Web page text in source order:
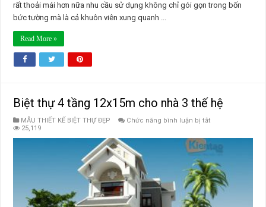
rất thoải mái hơn nữa nhu cầu sử dụng không chỉ gói gọn trong bốn
bức tường mà là cả khuôn viên xung quanh ...
Read More »
Biệt thự 4 tầng 12x15m cho nhà 3 thế hệ
MẪU THIẾT KẾ BIỆT THỰ ĐẸP Chức năng bình luận bị tắt
tầng
cho
nhà
3
thế
hệ
25,119